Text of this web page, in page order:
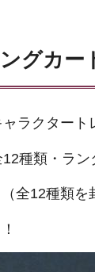
グカー
ャラクター
種類・ラン
全12種類を